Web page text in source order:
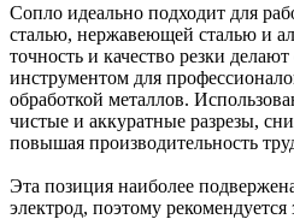
Сопло идеально подходит для
сталью, нержавеющей сталью и
точность и качество резки
инструментом для
обработкой металлов.
чистые и аккуратные разрезы,
повышая производительность
Эта позиция наиболее
электрод, поэтому